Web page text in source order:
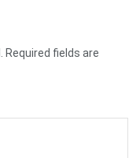
Required fields are